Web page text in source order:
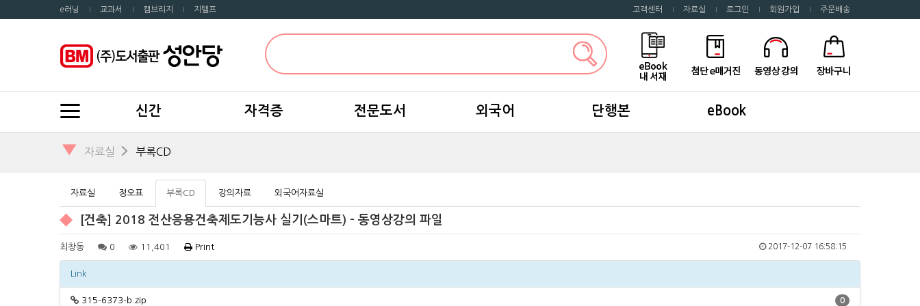
e러닝 교과서 캠브리지 지텔프 고객센터 자료실 로그인 회원가입 주문배송
신간 자격증 전문도서 외국어 단행본 eBook
▼ 자료실 부록CD
자료실 정오표 부록CD 강의자료 외국어자료실
[건축] 2018 전산응용건축제도기능사 실기(스마트) - 동영상강의 파일
최창동 0 11,401 Print 2017-12-07 16:58:15
Link
315-6373-b.zip 0